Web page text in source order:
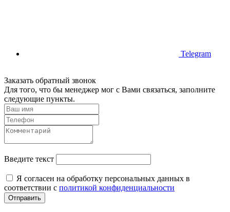
Telegram
Заказать обратный звонок
Для того, что бы менеджер мог с Вами связаться, заполните
следующие пункты.
Введите текст
Я согласен на обработку персональных данных в
соответствии с политикой конфиденциальности
Отправить